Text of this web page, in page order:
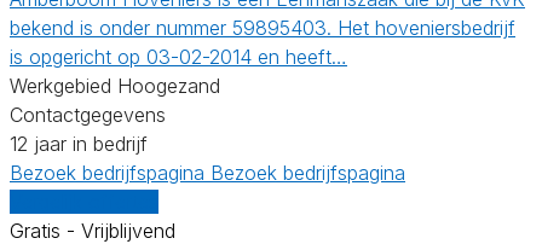
bekend is onder nummer 59895403. Het hoveniersbedrijf
is opgericht op 03-02-2014 en heeft…
Werkgebied Hoogezand
Contactgegevens
12 jaar in bedrijf
Bezoek bedrijfspagina Bezoek bedrijfspagina
Gratis - Vrijblijvend